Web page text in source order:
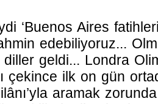
‘Buenos Aires
edebiliyoruz...
diller geldi... Londra
çekince ilk on gün
aramak